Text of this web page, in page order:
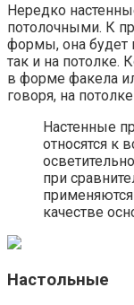
Нередко
потолочными. К
формы, она будет
так и на потолке.
в форме факела
говоря, на
Настенные
относятся к
при
качестве
Настольные